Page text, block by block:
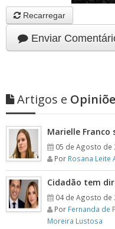
Recarregar
Enviar
Artigos e
Marielle Franco
05 de Agosto de
Por Rosana Leite
Cidadão tem
04 de Agosto de
Por Fernanda de
Moreira Lustosa